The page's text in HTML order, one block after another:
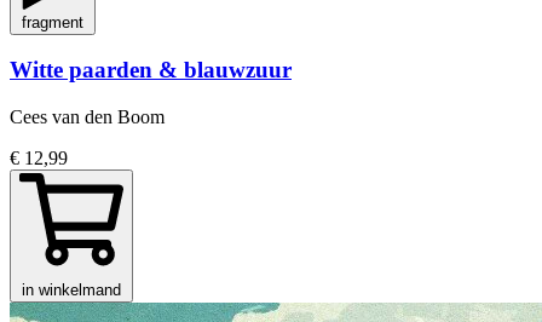
fragment
Witte paarden & blauwzuur
Cees van den Boom
€ 12,99
in winkelmand